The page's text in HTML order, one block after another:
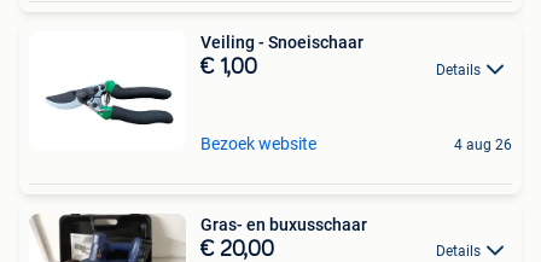
Veiling - Snoeischaar
€ 1,00 Details
Bezoek website 4 aug 26
Gras- en buxusschaar
€ 20,00 Details